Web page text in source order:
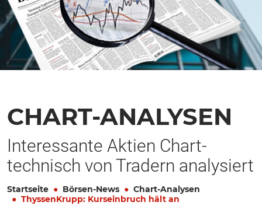
CHART-ANALYSEN
Interessante Aktien Chart-
technisch von Tradern analysiert
Startseite Börsen-News
Chart-Analysen
ThyssenKrupp: Kurseinbruch hält an